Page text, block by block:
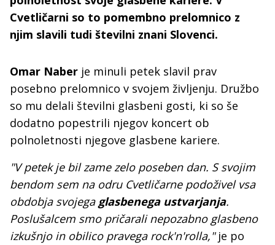
Cvetličarni so to pomembno prelomnico z
njim slavili tudi številni znani Slovenci.
Omar Naber je minuli petek slavil prav
posebno prelomnico v svojem življenju. Družbo
so mu delali številni glasbeni gosti, ki so še
dodatno popestrili njegov koncert ob
polnoletnosti njegove glasbene kariere.
"V petek je bil zame zelo poseben dan. S svojim
bendom sem na odru Cvetličarne podoživel vsa
obdobja svojega glasbenega ustvarjanja.
Poslušalcem smo pričarali nepozabno glasbeno
izkušnjo in obilico pravega rock'n'rolla,"je po